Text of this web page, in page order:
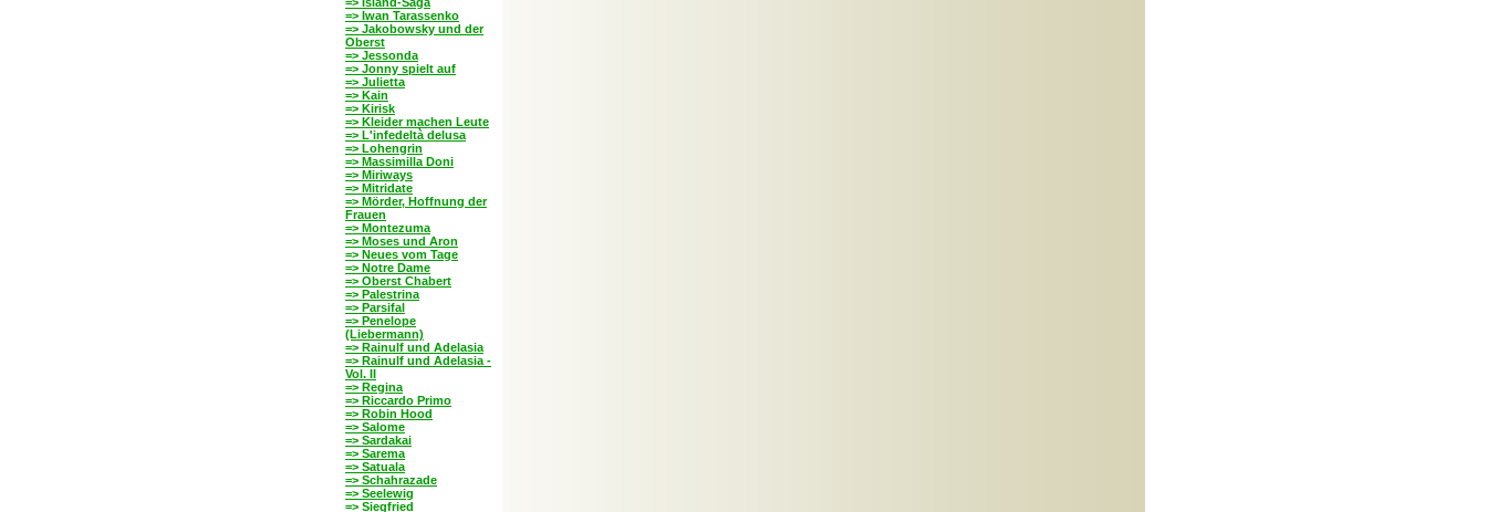
=> Iwan Tarassenko
=> Jakobowsky und der
Oberst
=> Jessonda
=> Jonny spielt auf
=> Julietta
=> Kain
=> Kirisk
=> Kleider machen Leute
=> L'infedeltà delusa
=> Lohengrin
=> Massimilla Doni
=> Miriways
=> Mitridate
=> Mörder, Hoffnung der
Frauen
=> Montezuma
=> Moses und Aron
=> Neues vom Tage
=> Notre Dame
=> Oberst Chabert
=> Palestrina
=> Parsifal
=> Penelope
(Liebermann)
=> Rainulf und Adelasia
=> Rainulf und Adelasia -
Vol. II
=> Regina
=> Riccardo Primo
=> Robin Hood
=> Salome
=> Sardakai
=> Sarema
=> Satuala
=> Schahrazade
=> Seelewig
=> Siegfried